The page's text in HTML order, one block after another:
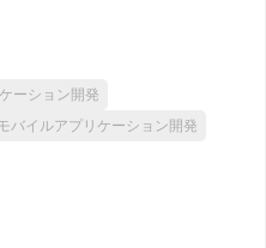
ーション開発
バイルアプリケーション開発